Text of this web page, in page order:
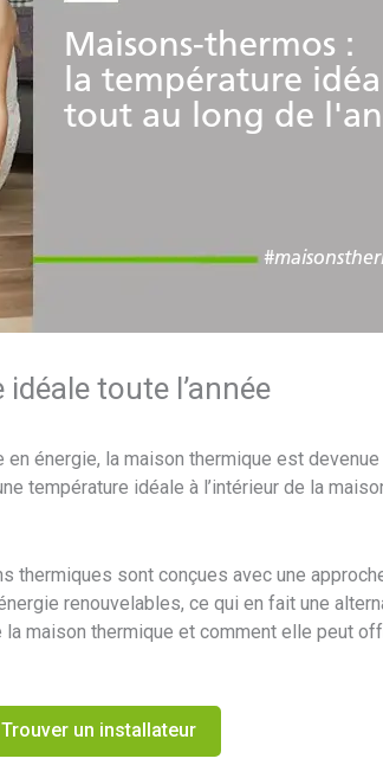
toute l’année
énergie, la maison thermique est
température idéale à l’intérieur de la
thermiques sont conçues avec une
renouvelables, ce qui en fait une
maison thermique et comment elle peut
Trouver un installateur